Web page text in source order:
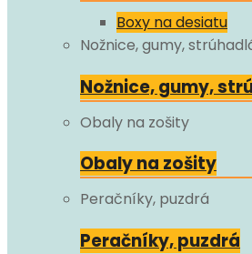
Boxy na desiatu
Nožnice, gumy,
Nožnice, gumy,
Obaly na zošity
Obaly na zošity
Peračníky, puzdrá
Peračníky, puzdrá